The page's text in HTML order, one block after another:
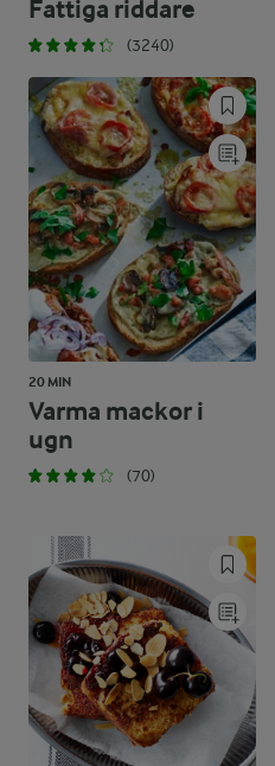
Fattiga riddare
(3240)
20 MIN
Varma mackor i
ugn
(70)